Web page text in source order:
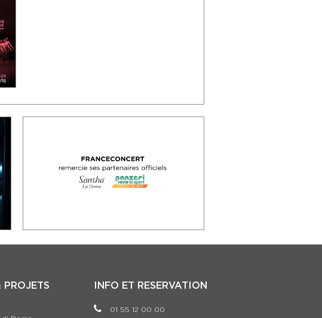
PROJETS INFO ET RESERVATION
01 55 12 00 00